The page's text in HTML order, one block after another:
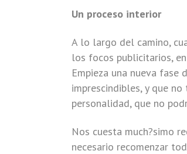
Un proceso interior
A lo largo del camino,
los focos publicitarios,
Empieza una nueva fase
imprescindibles, y que
personalidad, que no
Nos cuesta much?simo
necesario recomenzar